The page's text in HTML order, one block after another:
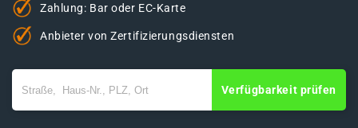
Zahlung: Bar oder EC-Karte
Anbieter von Zertifizierungsdiensten
Verfügbarkeit prüfen